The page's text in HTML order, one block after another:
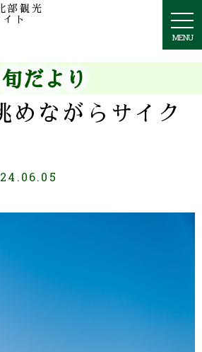
MENU
部観光
ト
旬だより
めながらサイク